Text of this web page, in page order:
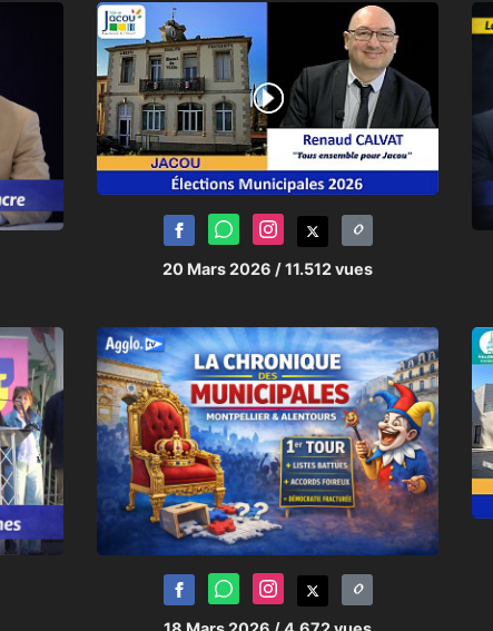
20 Mars 2026 / 11.512 vues